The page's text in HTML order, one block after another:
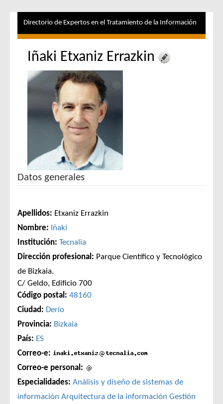
Directorio de Expertos en el Tratamiento de la Información
Iñaki Etxaniz Errazkin
Datos generales
Apellidos: Etxaniz Errazkin
Nombre: Iñaki
Institución: Tecnalia
Dirección profesional: Parque Científico y Tecnológico
de Bizkaia.
C/ Geldo, Edificio 700
Código postal: 48160
Ciudad: Derio
Provincia: Bizkaia
País: ES
Correo-e:
Correo-e personal:
Especialidades: Análisis y diseño de sistemas de
información Arquitectura de la información Gestión